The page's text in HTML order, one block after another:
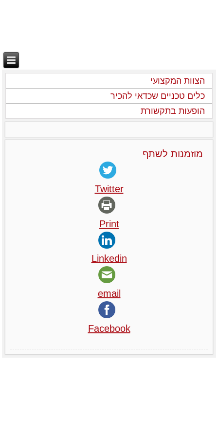
הצוות המקצועי
כלים טכניים שכדאי להכיר
הופעות בתקשורת
מוזמנות לשתף
Twitter
Print
Linkedin
email
Facebook